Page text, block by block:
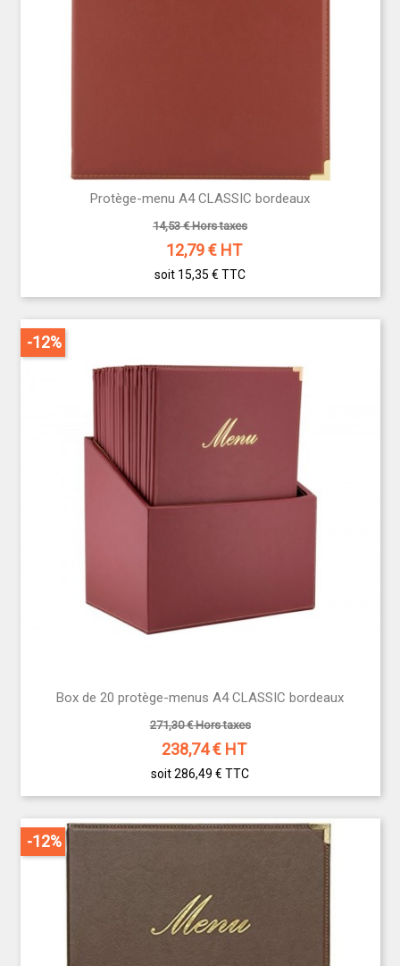
Protège-menu A4 CLASSIC bordeaux
14,53 € Hors taxes
12,79€ HT
soit 15,35 € TTC
Box de 20 protège-menus A4 CLASSIC bordeaux
271,30 € Hors taxes
238,74€ HT
soit 286,49 € TTC
-12%
-12%